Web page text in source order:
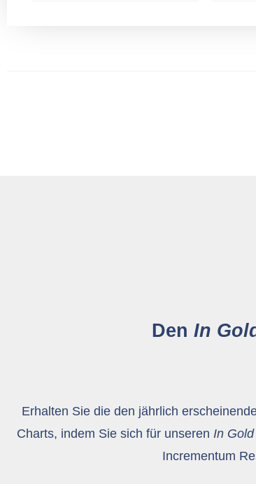
Den In
Erhalten Sie die den jährlich
Charts, indem Sie sich für unseren In
Incrementum